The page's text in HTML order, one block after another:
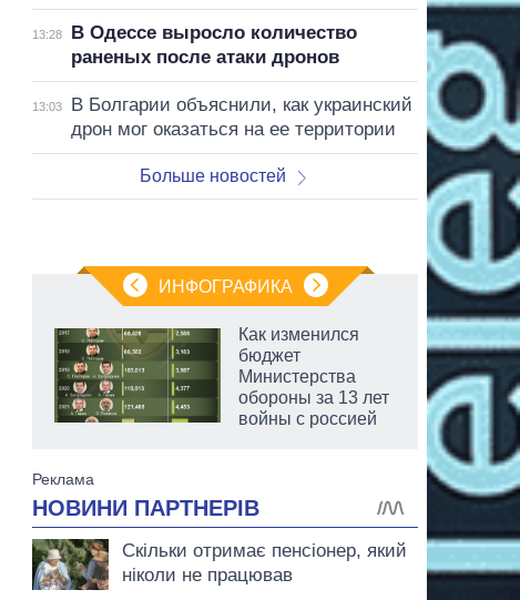
13:28
В Одессе выросло количество
раненых после атаки дронов
13:03
В Болгарии объяснили, как украинский
дрон мог оказаться на ее территории
Больше новостей
ИНФОГРАФИКА
Как изменился
бюджет
Министерства
обороны за 13 лет
войны с россией